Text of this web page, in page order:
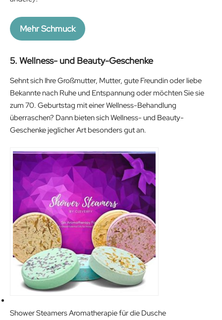
:
3
9
9
€
.
1
9
9
€
.
Mehr Schmuck
5. Wellness- und Beauty-Geschenke
Sehnt sich Ihre Großmutter, Mutter, gute Freundin oder liebe
Bekannte nach Ruhe und Entspannung oder möchten Sie sie
zum 70. Geburtstag mit einer Wellness-Behandlung
überraschen? Dann bieten sich Wellness- und Beauty-
Geschenke jeglicher Art besonders gut an.
Shower Steamers Aromatherapie für die Dusche